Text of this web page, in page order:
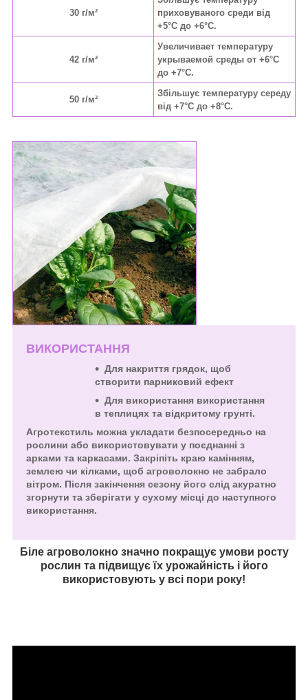
30 г/м²
приховуваного среди від
+5°C до +6°C.
42 г/м²
Увеличивает температуру
укрываемой среды от +6°C
до +7°C.
50 г/м²
Збільшує температуру середу
від +7°C до +8°C.
ВИКОРИСТАННЯ
Для накриття грядок, щоб
створити парниковий ефект
Для використання використання
в теплицях та відкритому грунті.
Агротекстиль можна укладати безпосередньо на
рослини або використовувати у поєднанні з
арками та каркасами. Закріпіть краю камінням,
землею чи кілками, щоб агроволокно не забрало
вітром. Після закінчення сезону його слід акуратно
згорнути та зберігати у сухому місці до наступного
використання.
Біле агроволокно значно покращує умови росту
рослин та підвищує їх урожайність і його
використовують у всі пори року!